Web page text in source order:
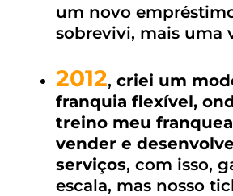
um novo
sobrevivi, mais uma
2012, criei um
franquia flexível,
treino meu
vender e
serviços, com isso,
escala, mas nosso